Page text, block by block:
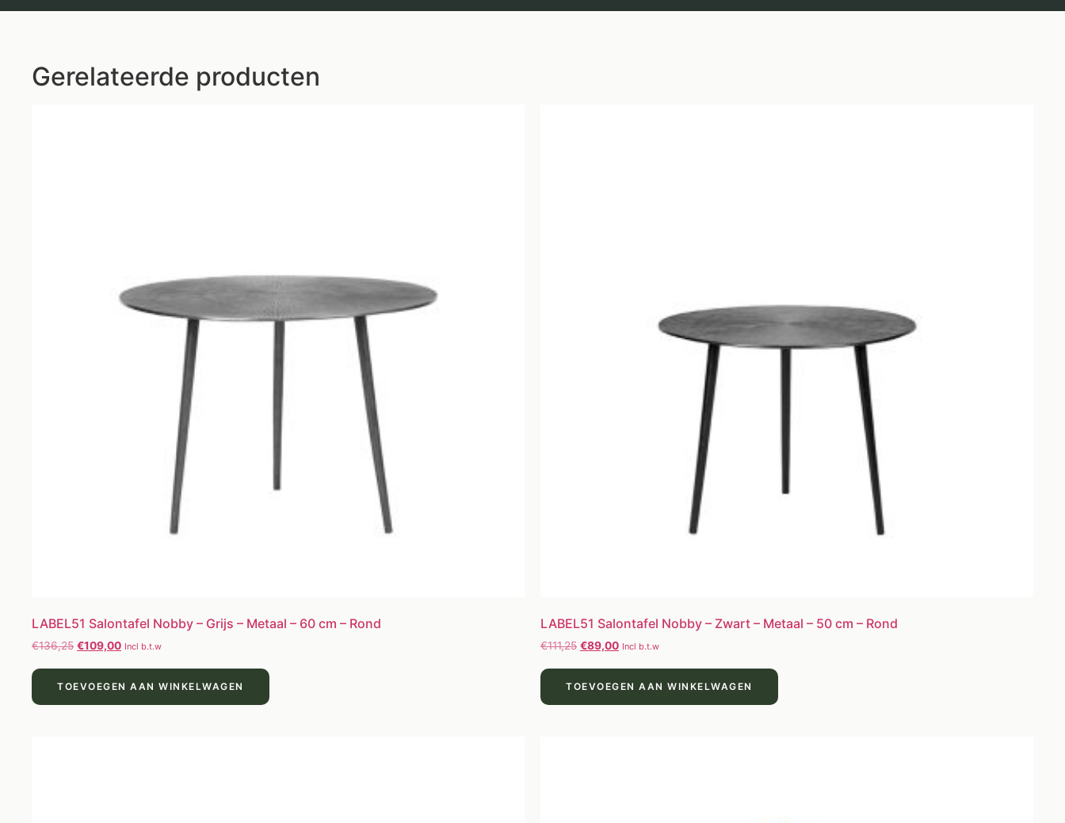
Gerelateerde producten
LABEL51 Salontafel Nobby – Grijs – Metaal – 60 cm – Rond
€136,25 €109,00 Incl b.t.w
TOEVOEGEN AAN WINKELWAGEN
LABEL51 Salontafel Nobby – Zwart – Metaal – 50 cm – Rond
€111,25 €89,00 Incl b.t.w
TOEVOEGEN AAN WINKELWAGEN